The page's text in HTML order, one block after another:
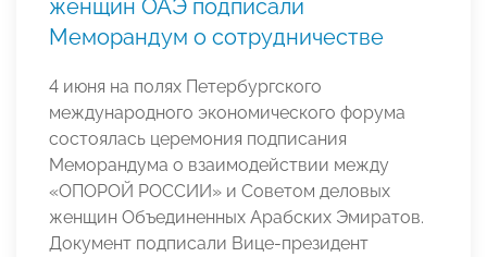
женщин ОАЭ подписали
Меморандум о сотрудничестве
4 июня на полях Петербургского
международного экономического форума
состоялась церемония подписания
Меморандума о взаимодействии между
«ОПОРОЙ РОССИИ» и Советом деловых
женщин Объединенных Арабских Эмиратов.
Документ подписали Вице-президент